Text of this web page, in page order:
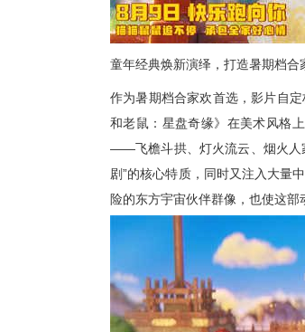
童年经典焕新演绎，打造暑期档合
作为暑期档合家欢首选，影片自
和老鼠：星盘奇缘》在美术风格
——飞檐斗拱、灯火流云、烟火人
剧”的核心特质，同时又注入大量
险的东方宇宙伙伴群像 ，也使这部